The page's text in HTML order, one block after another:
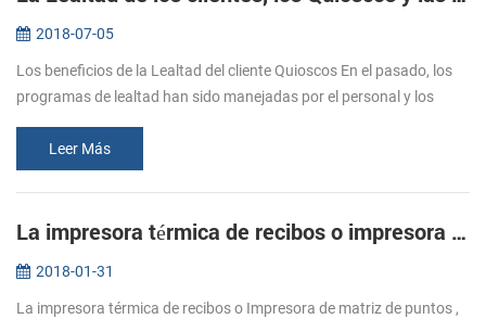
2018-07-05
Los beneficios de la Lealtad del cliente Quioscos En el pasado, los
programas de lealtad han sido manejadas por el personal y los
progr...Leer Más
La impresora térmica de recibos o impresora de matriz de puntos
2018-01-31
La impresora térmica de recibos o Impresora de matriz de puntos ,